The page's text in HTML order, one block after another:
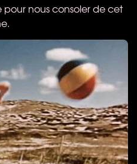
nous consoler de cet